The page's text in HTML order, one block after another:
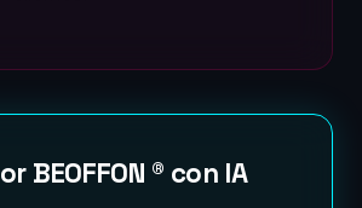
BEOFFON ® con IA